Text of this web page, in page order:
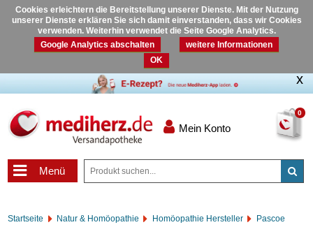
Cookies erleichtern die Bereitstellung unserer Dienste. Mit der Nutzung
unserer Dienste erklären Sie sich damit einverstanden, dass wir Cookies
verwenden. Weiterhin verwendet die Seite Google Analytics.
Google Analytics abschalten
weitere Informationen
OK
0
Mein Konto
Menü
Startseite Natur & Homöopathie Homöopathie Hersteller Pascoe